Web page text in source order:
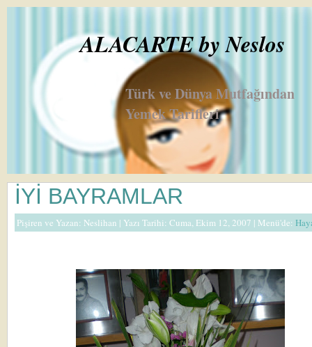
ALACARTE by Neslos
Türk ve Dünya Mutfağından
Yemek Tarifleri
İYİ BAYRAMLAR
Pişiren ve Yazan: Neslihan | Yazı Tarihi: Cuma, Ekim 12, 2007 | Menü'de: